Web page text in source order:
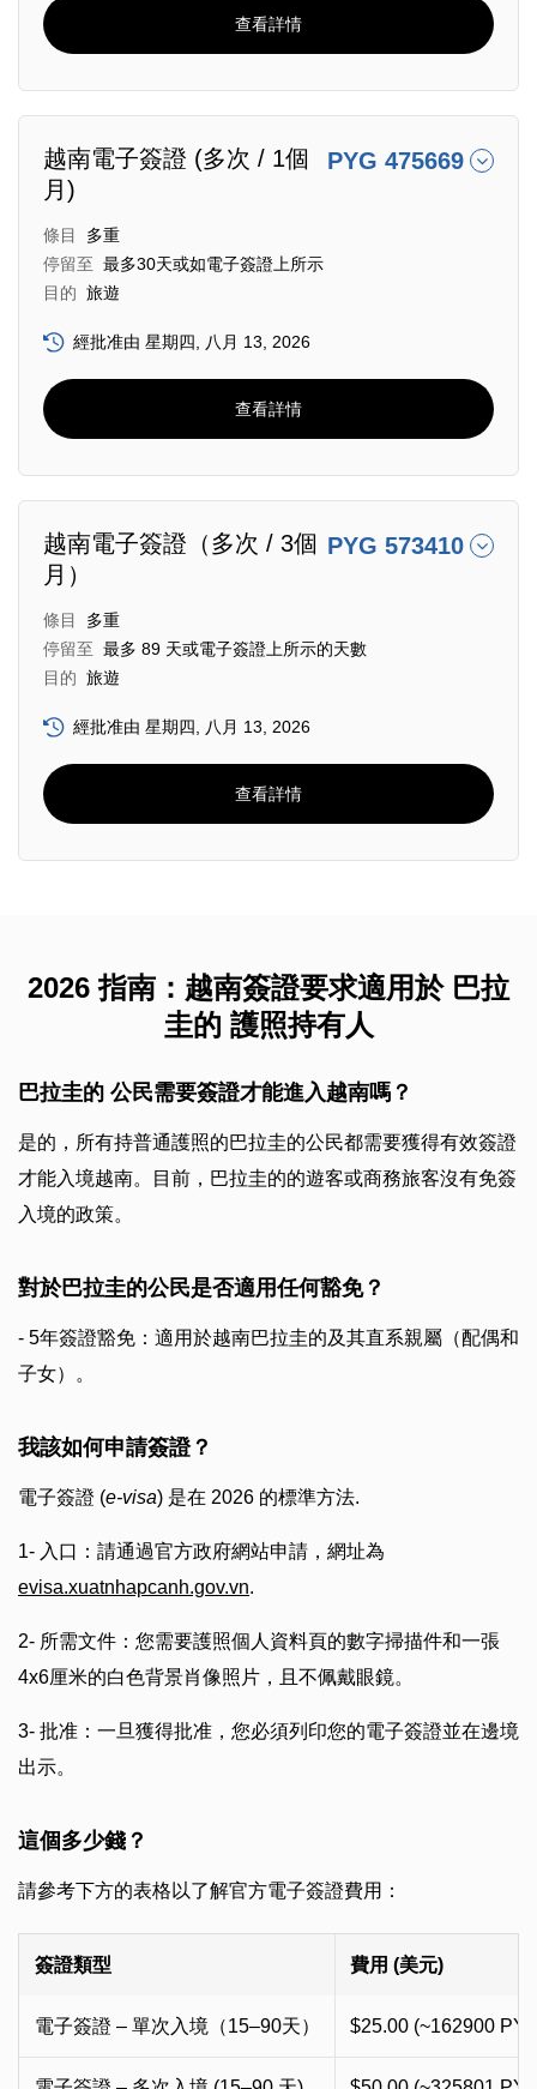
查看詳情
越南電子簽證 (多次 / 1個
月)
PYG 475669
條目
多重
停留至 最多30天或如電子簽證上所示
目的 旅遊
經批准由 星期四, 八月 13, 2026
查看詳情
越南電子簽證（多次 / 3個
月）
PYG 573410
條目
多重
停留至 最多 89 天或電子簽證上所示的天數
目的 旅遊
經批准由 星期四, 八月 13, 2026
查看詳情
2026 指南：越南簽證要求適用於 巴拉
圭的 護照持有人
巴拉圭的 公民需要簽證才能進入越南嗎？
是的，所有持普通護照的巴拉圭的公民都需要獲得有效簽證
才能入境越南。目前，巴拉圭的的遊客或商務旅客沒有免簽
入境的政策。
對於巴拉圭的公民是否適用任何豁免？
- 5年簽證豁免：適用於越南巴拉圭的及其直系親屬（配偶和
子女）。
我該如何申請簽證？
電子簽證 (e-visa) 是在 2026 的標準方法.
1- 入口：請通過官方政府網站申請，網址為
evisa.xuatnhapcanh.gov.vn.
2- 所需文件：您需要護照個人資料頁的數字掃描件和一張
4x6厘米的白色背景肖像照片，且不佩戴眼鏡。
3- 批准：一旦獲得批准，您必須列印您的電子簽證並在邊境
出示。
這個多少錢？
請參考下方的表格以了解官方電子簽證費用：
簽證類型 費用 (美元)
電子簽證 – 單次入境（15–90天） $25.00 (~162900